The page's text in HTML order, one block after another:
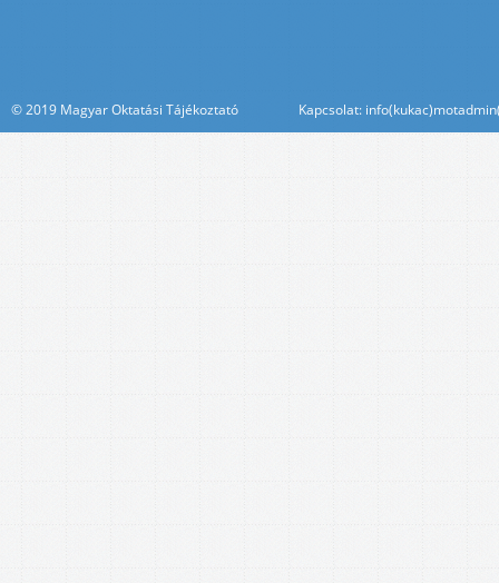
© 2019 Magyar Oktatási Tájékoztató Kapcsolat: